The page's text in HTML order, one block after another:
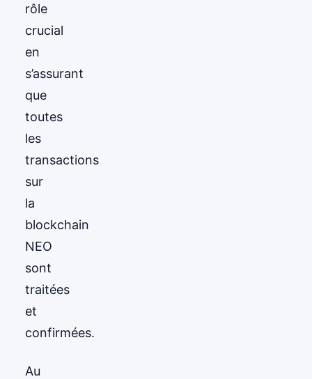
rôle
crucial
en
s’assurant
que
toutes
les
transactions
sur
la
blockchain
NEO
sont
traitées
et
confirmées.
Au